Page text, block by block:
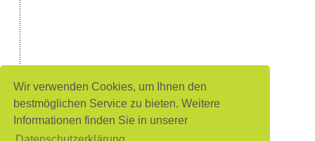
Wir verwenden Cookies, um Ihnen den
bestmöglichen Service zu bieten. Weitere
Informationen finden Sie in unserer